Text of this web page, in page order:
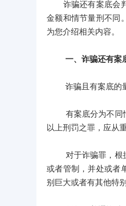
诈骗还有案底会判
金额和情节量刑不同
为您介绍相关内容。
一、诈骗还有案
诈骗且有案底的量
有案底分为不同情
以上刑罚之罪，应从
对于诈骗罪，根据
或者管制，并处或者
别巨大或者有其他特